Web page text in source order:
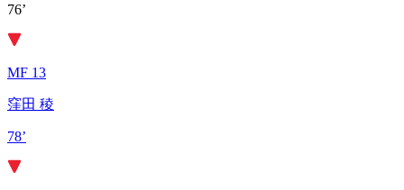
76’
MF 13
窪田 稜
78’